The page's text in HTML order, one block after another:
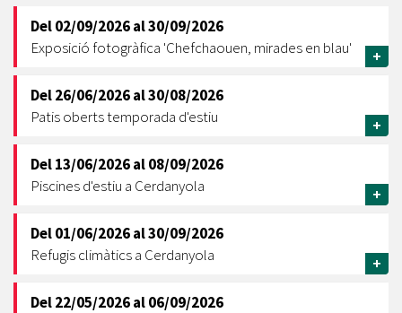
Del02/09/2026al30/09/2026
Exposició fotogràfica 'Chefchaouen, mirades en blau'
+
Del26/06/2026al30/08/2026
Patis oberts temporada d'estiu
+
Del13/06/2026al08/09/2026
Piscines d'estiu a Cerdanyola
+
Del01/06/2026al30/09/2026
Refugis climàtics a Cerdanyola
+
Del22/05/2026al06/09/2026